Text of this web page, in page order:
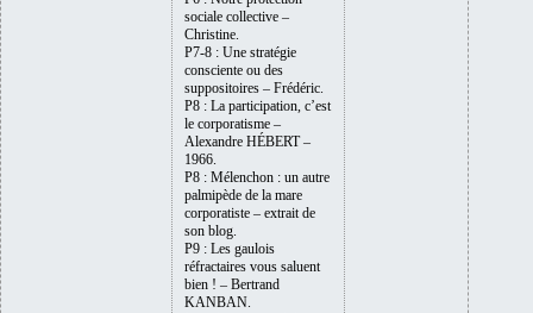
sociale collective –
Christine.
P7-8 : Une stratégie
consciente ou des
suppositoires – Frédéric.
P8 : La participation, c’est
le corporatisme –
Alexandre HÉBERT –
1966.
P8 : Mélenchon : un autre
palmipède de la mare
corporatiste – extrait de
son blog.
P9 : Les gaulois
réfractaires vous saluent
bien ! – Bertrand
KANBAN.